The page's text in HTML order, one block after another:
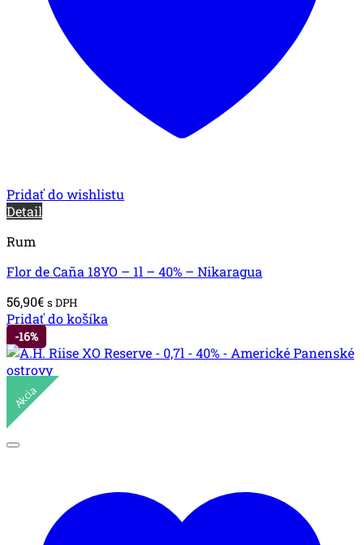
Pridať do wishlistu
Detail
Rum
Flor de Caña 18YO – 1l – 40% – Nikaragua
56,90€ s DPH
Pridať do košíka
-16%
Akcia